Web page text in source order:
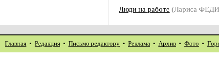
Люди на работе (Лариса
Главная • Редакция • Письмо редактору • Реклама • Архив • Фото •